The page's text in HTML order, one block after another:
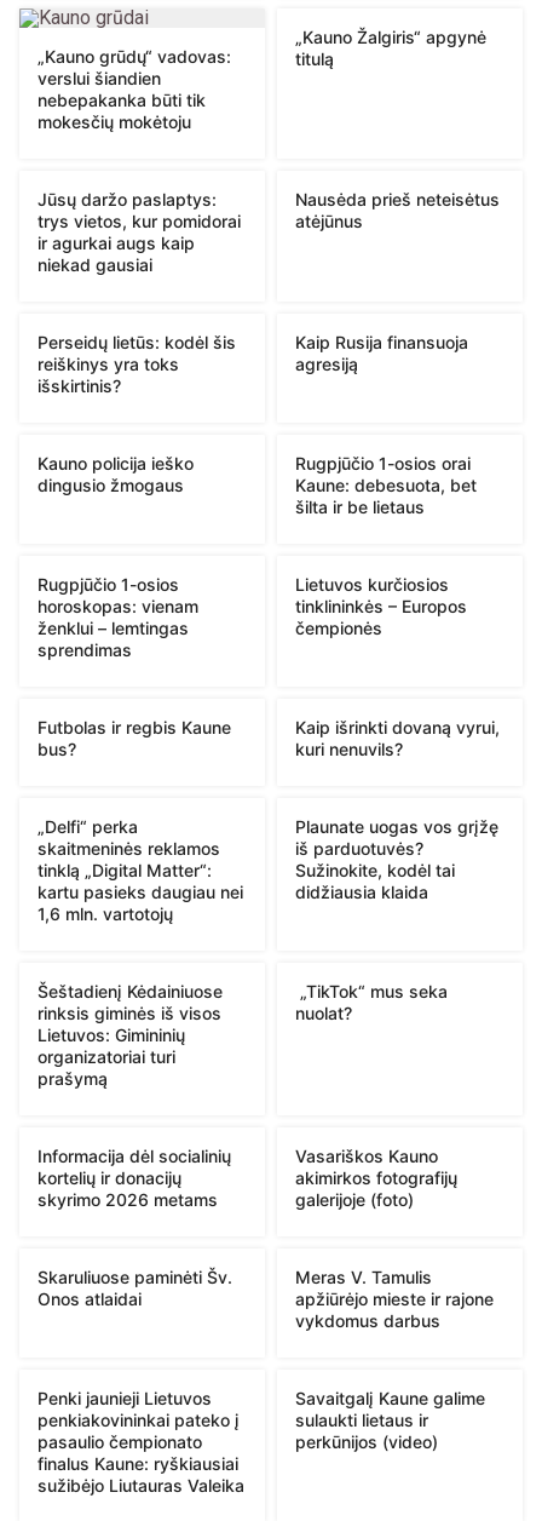
„Kauno grūdų“ vadovas:
verslui šiandien
nebepakanka būti tik
mokesčių mokėtoju
„Kauno Žalgiris“ apgynė
titulą
Jūsų daržo paslaptys:
trys vietos, kur pomidorai
ir agurkai augs kaip
niekad gausiai
Nausėda prieš neteisėtus
atėjūnus
Perseidų lietūs: kodėl šis
reiškinys yra toks
išskirtinis?
Kaip Rusija finansuoja
agresiją
Kauno policija ieško
dingusio žmogaus
Rugpjūčio 1-osios orai
Kaune: debesuota, bet
šilta ir be lietaus
Rugpjūčio 1-osios
horoskopas: vienam
ženklui – lemtingas
sprendimas
Lietuvos kurčiosios
tinklininkės – Europos
čempionės
Futbolas ir regbis Kaune
bus?
Kaip išrinkti dovaną vyrui,
kuri nenuvils?
„Delfi“ perka
skaitmeninės reklamos
tinklą „Digital Matter“:
kartu pasieks daugiau nei
1,6 mln. vartotojų
Plaunate uogas vos grįžę
iš parduotuvės?
Sužinokite, kodėl tai
didžiausia klaida
Šeštadienį Kėdainiuose
rinksis giminės iš visos
Lietuvos: Gimininių
organizatoriai turi
prašymą
„TikTok“ mus seka
nuolat?
Informacija dėl socialinių
kortelių ir donacijų
skyrimo 2026 metams
Vasariškos Kauno
akimirkos fotografijų
galerijoje (foto)
Skaruliuose paminėti Šv.
Onos atlaidai
Meras V. Tamulis
apžiūrėjo mieste ir rajone
vykdomus darbus
Penki jaunieji Lietuvos
penkiakovininkai pateko į
pasaulio čempionato
finalus Kaune: ryškiausiai
sužibėjo Liutauras Valeika
Savaitgalį Kaune galime
sulaukti lietaus ir
perkūnijos (video)